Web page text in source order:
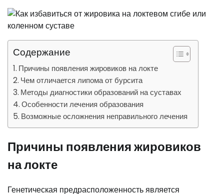
Содержание
Причины появления жировиков на локте
Чем отличается липома от бурсита
Методы диагностики образований на суставах
Особенности лечения образования
Возможные осложнения неправильного лечения
Причины появления жировиков
на локте
Генетическая предрасположенность является